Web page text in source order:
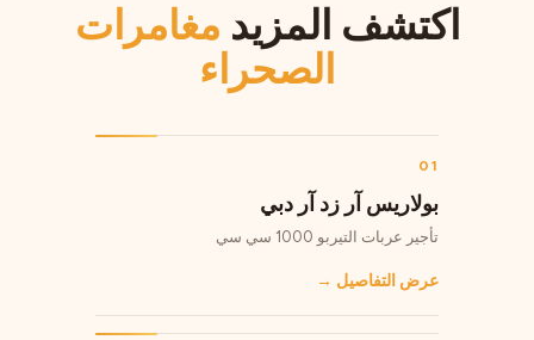
اكتشف المزيد مغامرات
الصحراء
01
بولاريس آر زد آر دبي
تأجير عربات التيربو 1000 سي سي
عرض التفاصيل →